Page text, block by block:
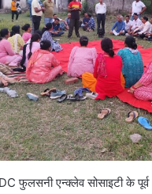
फुलसनी एन्क्लेव सोसाइटी के पूर्व